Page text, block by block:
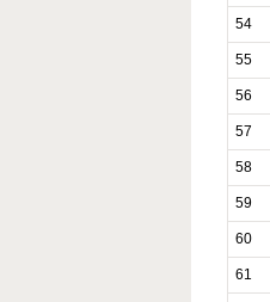
54
55
56
57
58
59
60
61